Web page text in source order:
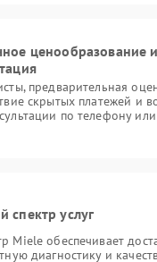
ценообразование
предварительная
скрытых платежей и
по телефону
спектр услуг
Miele обеспечивает
диагностику и